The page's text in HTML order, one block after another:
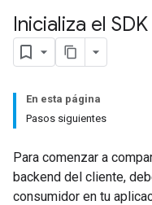
Inicializa el
En esta página
Pasos siguientes
Para comenzar a
backend del cliente,
consumidor en tu